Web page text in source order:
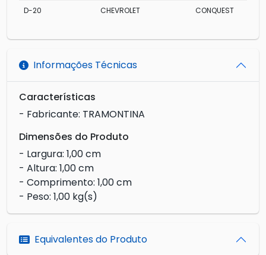
D-20
CHEVROLET CONQUEST
Informações Técnicas
Características
- Fabricante: TRAMONTINA
Dimensões do Produto
- Largura: 1,00 cm
- Altura: 1,00 cm
- Comprimento: 1,00 cm
- Peso: 1,00 kg(s)
Equivalentes do Produto